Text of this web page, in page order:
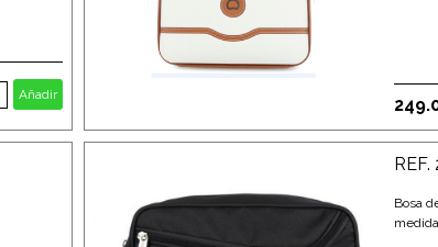
Añadir
REF.
Bosa